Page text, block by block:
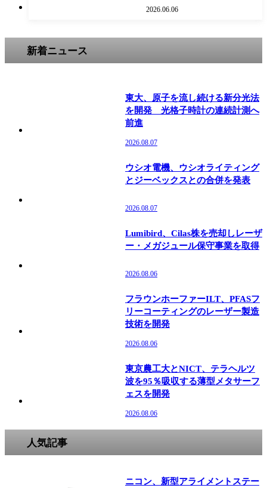
光ソリューション領域長の
け「革新的な光ソリューシ
クを構築し、社…
2026.06.06
新着ニュース
東大、原子を流し続ける新分光法
を開発 光格子時計の連続計測へ
前進
2026.08.07
ウシオ電機、ウシオライティング
とジーベックスとの合併を発表
2026.08.07
Lumibird、Cilas株を売却しレーザ
ー・メガジュール保守事業を取得
2026.08.06
フラウンホーファーILT、PFASフ
リーコーティングのレーザー製造
技術を開発
2026.08.06
東京農工大とNICT、テラヘルツ
波を95％吸収する薄型メタサーフ
ェスを開発
2026.08.06
人気記事
ニコン、新型アライメントステー